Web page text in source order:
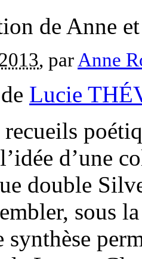
de Anne
, par Anne
Lucie
recueils
d’une
double
sous
synthèse